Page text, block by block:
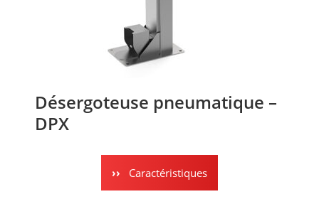
Désergoteuse pneumatique –
DPX
Caractéristiques